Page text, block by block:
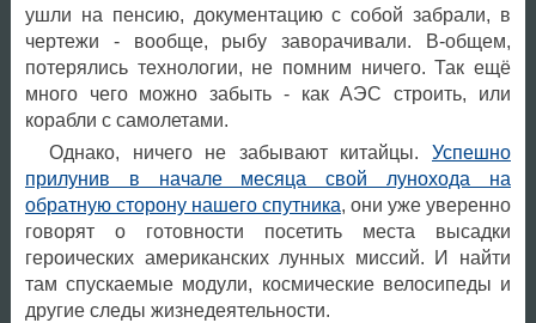
ушли на пенсию, документацию с собой забрали, в
чертежи - вообще, рыбу заворачивали. В-общем,
потерялись технологии, не помним ничего. Так ещё
много чего можно забыть - как АЭС строить, или
корабли с самолетами.
Однако, ничего не забывают китайцы. Успешно
прилунив в начале месяца свой лунохода на
обратную сторону нашего спутника, они уже уверенно
говорят о готовности посетить места высадки
героических американских лунных миссий. И найти
там спускаемые модули, космические велосипеды и
другие следы жизнедеятельности.